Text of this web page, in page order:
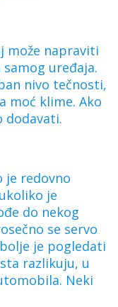
može napraviti
uređaja.
nivo tečnosti,
moć klime. Ako
dodavati.
je redovno
je
do nekog
se servo
je pogledati
razlikuju, u
Neki